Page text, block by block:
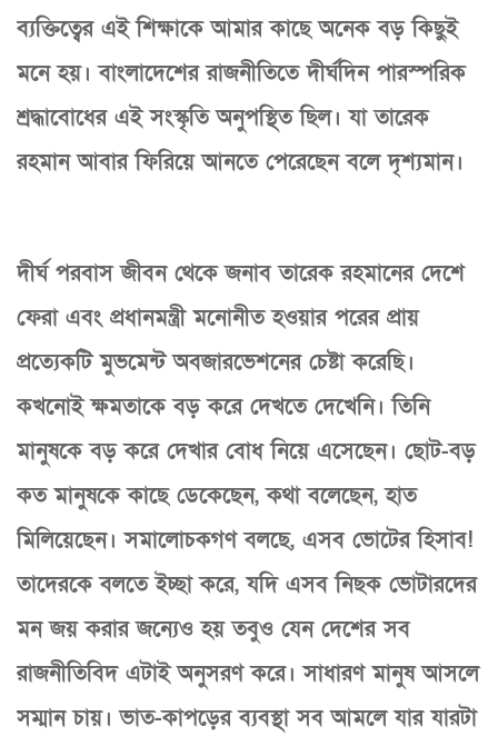
ব্যক্তিত্বের এই শিক্ষাকে আমার কাছে অনেক বড় কিছুই
মনে হয়। বাংলাদেশের রাজনীতিতে দীর্ঘদিন পারস্পরিক
শ্রদ্ধাবোধের এই সংস্কৃতি অনুপস্থিত ছিল। যা তারেক
রহমান আবার ফিরিয়ে আনতে পেরেছেন বলে দৃশ্যমান।
দীর্ঘ পরবাস জীবন থেকে জনাব তারেক রহমানের দেশে
ফেরা এবং প্রধানমন্ত্রী মনোনীত হওয়ার পরের প্রায়
প্রত্যেকটি মুভমেন্ট অবজারভেশনের চেষ্টা করেছি।
কখনোই ক্ষমতাকে বড় করে দেখতে দেখেনি। তিনি
মানুষকে বড় করে দেখার বোধ নিয়ে এসেছেন। ছোট-বড়
কত মানুষকে কাছে ডেকেছেন, কথা বলেছেন, হাত
মিলিয়েছেন। সমালোচকগণ বলছে, এসব ভোটের হিসাব!
তাদেরকে বলতে ইচ্ছা করে, যদি এসব নিছক ভোটারদের
মন জয় করার জন্যেও হয় তবুও যেন দেশের সব
রাজনীতিবিদ এটাই অনুসরণ করে। সাধারণ মানুষ আসলে
সম্মান চায়। ভাত-কাপড়ের ব্যবস্থা সব আমলে যার যারটা